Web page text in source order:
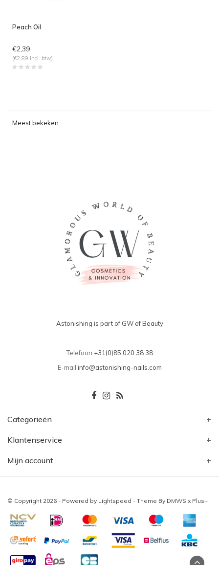
Peach Oil
€2,39
(€2,89 Incl. btw)
Meest bekeken
Astonishing is part of GW of Beauty
Telefoon +31(0)85 020 38 38
E-mail info@astonishing-nails.com
Categorieën
Klantenservice
Mijn account
© Copyright 2026 - Powered by Lightspeed - Theme By DMWS x Plus+